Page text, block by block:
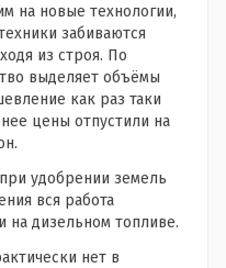
на новые технологии,
забиваются
из строя. По
выделяет объёмы
как раз таки
цены отпустили на
удобрении земель
вся работа
на дизельном топливе.
нет в